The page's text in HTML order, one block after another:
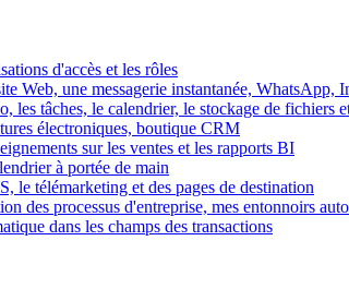
d'accès et les rôles
Web, une messagerie instantanée, WhatsApp,
les tâches, le calendrier, le stockage de fichiers
électroniques, boutique CRM
sur les ventes et les rapports BI
à portée de main
le télémarketing et des pages de destination
des processus d'entreprise, mes entonnoirs
dans les champs des transactions